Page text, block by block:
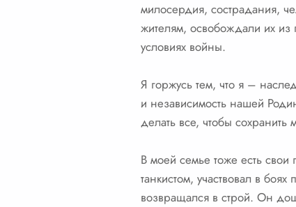
милосердия, сострадания,
жителям, освобождали их
условиях войны.
Я горжусь тем, что я –
и независимость нашей
делать все, чтобы
В моей семье тоже есть
танкистом, участвовал в
возвращался в строй. Он